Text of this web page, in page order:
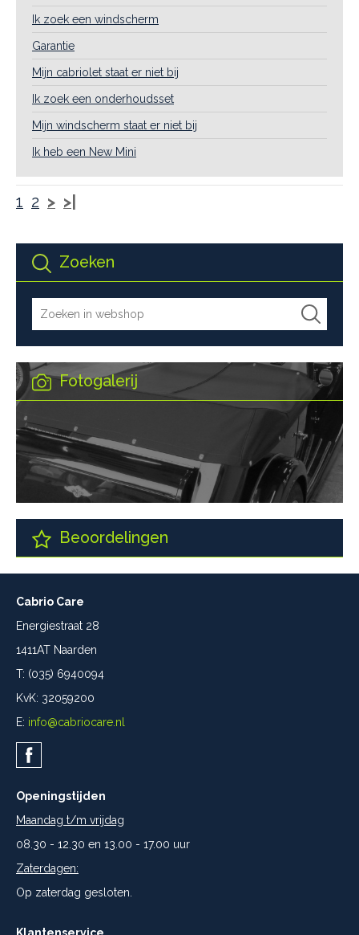
Zoeken
Fotogalerij
Beoordelingen
Ik zoek een windscherm
Garantie
Mijn cabriolet staat er niet bij
Ik zoek een onderhoudsset
Mijn windscherm staat er niet bij
Ik heb een New Mini
1 2 > >|
Cabrio Care
Energiestraat 28
1411AT Naarden
T: (035) 6940094
KvK: 32059200
E: info@cabriocare.nl
Openingstijden
Maandag t/m vrijdag
08.30 - 12.30 en 13.00 - 17.00 uur
Zaterdagen:
Op zaterdag gesloten.